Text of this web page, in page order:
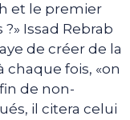
et le premier
Issad Rebrab
de créer de la
chaque fois, «on
de non-
il citera celui